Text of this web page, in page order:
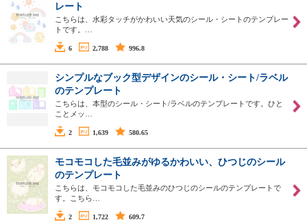
レート
こちらは、水彩タッチがかわいい天気のシール・シートのテンプレー
トです。…
6 2,788 996.8
シンプルなブック型デザインのシール・シート/ラベル
のテンプレート
こちらは、本型のシール・シート/ラベルのテンプレートです。ひと
ことメッ…
2 1,639 580.65
モコモコした毛並みがゆるかわいい、ひつじのシール
のテンプレート
こちらは、モコモコした毛並みのひつじのシールのテンプレートで
す。こちら…
2 1,722 609.7